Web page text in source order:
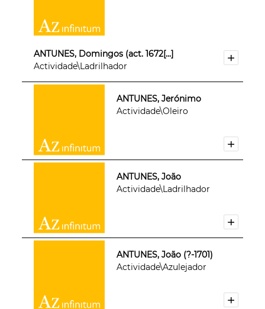
ANTUNES, Domingos (act. 1672[...]
Actividade\Ladrilhador
ANTUNES, Jerónimo
Actividade\Oleiro
ANTUNES, João
Actividade\Ladrilhador
ANTUNES, João (?-1701)
Actividade\Azulejador